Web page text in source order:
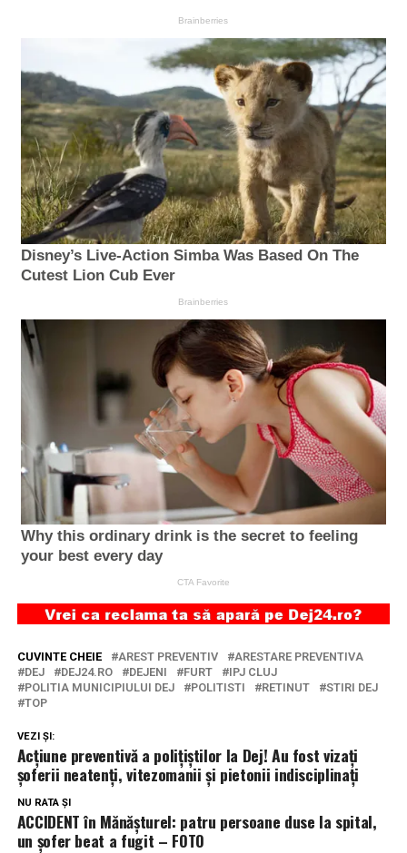
CUVINTE CHEIE AREST PREVENTIV
ARESTARE PREVENTIVA
DEJ
DEJ24.RO DEJENI FURT
IPJ CLUJ
POLITIA MUNICIPIULUI DEJ
POLITISTI RETINUT
STIRI DEJ
TOP
VEZI ȘI:
Acțiune preventivă a polițiștilor la Dej! Au fost vizați
șoferii neatenți, vitezomanii și pietonii indisciplinați
NU RATA ȘI
ACCIDENT în Mănășturel: patru persoane duse la spital,
un șofer beat a fugit – FOTO